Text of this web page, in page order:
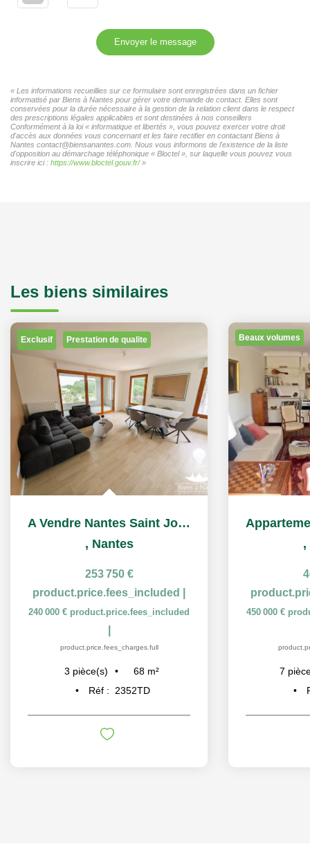
Envoyer le message
« Les informations recueillies sur ce formulaire sont enregistrées dans un fichier
informatisé par Biens à Nantes pour gérer votre demande de contact. Elles sont
conservées pour la durée nécessaire à la gestion de la relation client dans le respect
des prescriptions légales applicables et sont destinées à nos conseillers
Conformément à la loi « informatique et libertés », vous pouvez exercer votre droit
d'accès aux données vous concernant et les faire rectifier en contactant Biens à
Nantes contact@biensanantes.com. Nous vous informons de l'existence de la liste
d'opposition au démarchage téléphonique « Bloctel », sur laquelle vous pouvez vous
inscrire ici : https://www.bloctel.gouv.fr/»
Les biens similaires
Exclusif Prestation de qualite
A Vendre Nantes Saint Joseph de Porterie T3 2025
, Nantes
253 750 €
product.price.fees_included
240 000 € product.price.fees_included
product.price.fees_charges.full
3 pièce(s) 68 m²
Réf :
2352TD
Beaux volumes
,
450 000 €
7